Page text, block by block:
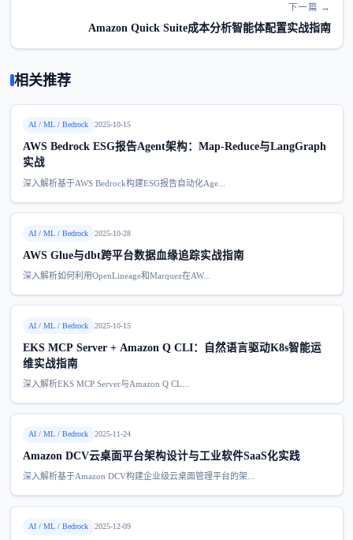
下一篇 →
Amazon Quick Suite成本分析智能体配置实战指南
相关推荐
AI / ML / Bedrock 2025-10-15
AWS Bedrock ESG报告Agent架构：Map-Reduce与LangGraph
实战
深入解析基于AWS Bedrock构建ESG报告自动化Age...
AI / ML / Bedrock 2025-10-28
AWS Glue与dbt跨平台数据血缘追踪实战指南
深入解析如何利用OpenLineage和Marquez在AW...
AI / ML / Bedrock 2025-10-15
EKS MCP Server + Amazon Q CLI：自然语言驱动K8s智能运
维实战指南
深入解析EKS MCP Server与Amazon Q CL...
AI / ML / Bedrock 2025-11-24
Amazon DCV云桌面平台架构设计与工业软件SaaS化实践
深入解析基于Amazon DCV构建企业级云桌面管理平台的架...
AI / ML / Bedrock 2025-12-09